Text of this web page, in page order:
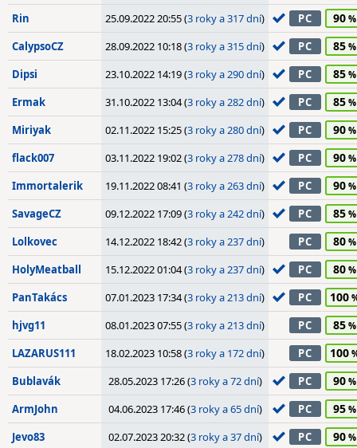
Rin 25.09.2022 20:55 (3 roky a 317 dní) PC 90
CalypsoCZ 28.09.2022 10:18 (3 roky a 315 dní) PC 85
Dipsi 23.10.2022 14:19 (3 roky a 290 dní) PC 85
Ermak 31.10.2022 13:04 (3 roky a 282 dní) PC 85
Miriyak 02.11.2022 15:25 (3 roky a 280 dní) PC 90
flack007 03.11.2022 19:02 (3 roky a 278 dní) PC 90
Immortalerik 19.11.2022 08:41 (3 roky a 263 dní) PC 90
SavageCZ 09.12.2022 17:09 (3 roky a 242 dní) PC 85
Lolkovec 14.12.2022 18:42 (3 roky a 237 dní) PC 80
HolyMeatball 15.12.2022 01:04 (3 roky a 237 dní) PC 80
PanTakács 07.01.2023 17:34 (3 roky a 213 dní) PC 100
hjvg11 08.01.2023 07:55 (3 roky a 213 dní) PC 85
LAZARUS111 18.02.2023 10:58 (3 roky a 172 dní) PC 100
Bublavák 28.05.2023 17:26 (3 roky a 72 dní) PC 90
ArmJohn 04.06.2023 17:46 (3 roky a 65 dní) PC 95
Jevo83 02.07.2023 20:32 (3 roky a 37 dní) PC 90